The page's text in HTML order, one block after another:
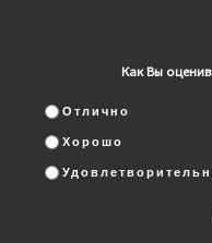
Как Вы
Отлично
Хорошо